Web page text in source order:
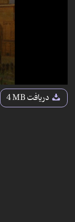
دریافت4 MB